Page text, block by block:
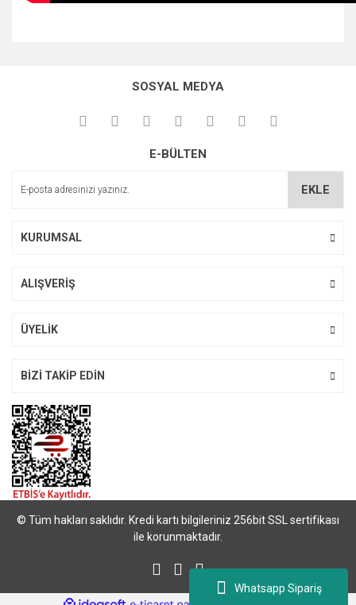
Whatsapp Sipariş
kullanarak tarafımıza iletebilirsiniz.
Görüş ve önerileriniz için teşekkür ederiz.
Ürün açıklamasında eksik bilgiler bulunuyor.
SOSYAL MEDYA
E-BÜLTEN
EKLE
KURUMSAL
ALIŞVERİŞ
ÜYELİK
BİZİ TAKİP EDİN
© Tüm hakları saklıdır. Kredi kartı bilgileriniz 256bit SSL sertifikası
ile korunmaktadır.